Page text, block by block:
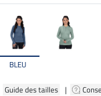
BLEU
Guide des tailles |